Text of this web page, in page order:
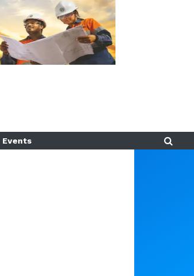
Events